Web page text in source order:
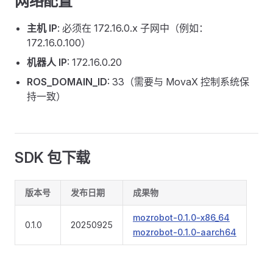
主机 IP: 必须在 172.16.0.x 子网中（例如：
172.16.0.100）
机器人 IP: 172.16.0.20
ROS_DOMAIN_ID: 33（需要与 MovaX 控制系统保
持一致）
SDK 包下载
版本号 发布日期 成果物
0.1.0 20250925
mozrobot-0.1.0-x86_64
mozrobot-0.1.0-aarch64